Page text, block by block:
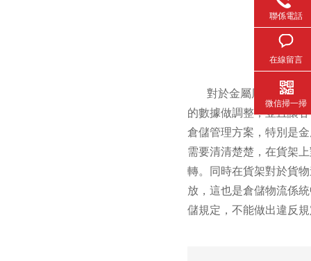
對於金屬周轉箱當中
的數據做調整，並且讓
倉儲管理方案，特別是
需要清清楚楚，在貨架
轉。同時在貨架對於貨
放，這也是倉儲物流係
儲規定，不能做出違反
聯係電話
在線留言
微信掃一掃